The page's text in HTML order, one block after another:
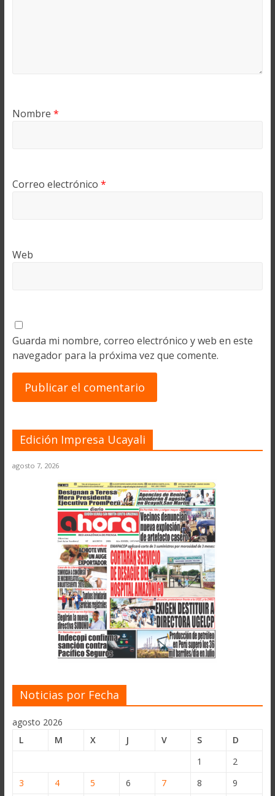
Nombre *
Correo electrónico *
Web
Guarda mi nombre, correo electrónico y web en este
navegador para la próxima vez que comente.
Edición Impresa Ucayali
agosto 7, 2026
Noticias por Fecha
agosto 2026
L
M X J V S
D
1
2
3
4 5 6 7 8
9